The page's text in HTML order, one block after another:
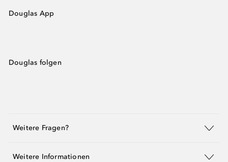
Douglas App
Douglas folgen
Weitere Fragen?
Weitere Informationen